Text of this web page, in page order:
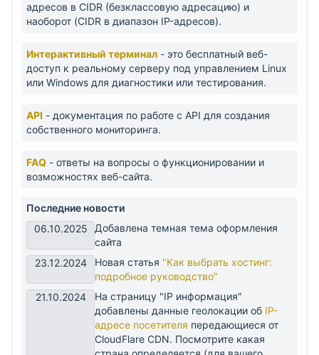
адресов в CIDR (безклассовую адресацию) и
наоборот (CIDR в диапазон IP-адресов).
Интерактивный терминал - это бесплатный веб-
доступ к реальному серверу под управлением Linux
или Windows для диагностики или тестирования.
API - документация по работе с API для создания
собственного мониторинга.
FAQ - ответы на вопросы о функционировании и
возможностях веб-сайта.
Последние новости
06.10.2025
Добавлена темная тема оформления
сайта
23.12.2024
Новая статья "Как выбрать хостинг:
подробное руководство"
21.10.2024
На страницу "IP информация"
добавлены данные геолокации об IP-
адресе посетителя передающиеся от
CloudFlare CDN. Посмотрите какая